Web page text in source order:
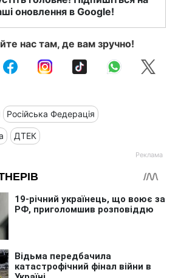
оновлення в Google!
нас там, де вам зручно!
Російська Федерація
ДТЕК